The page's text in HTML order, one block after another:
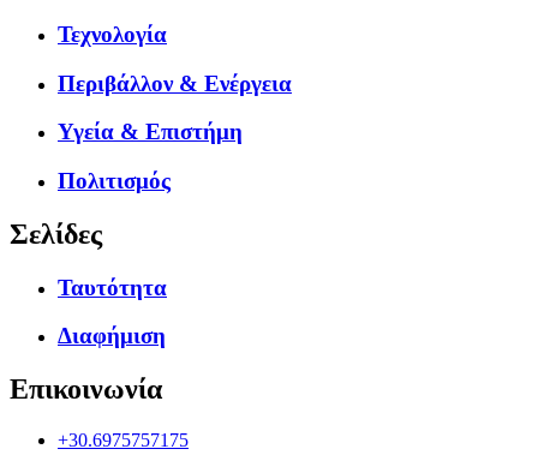
Τεχνολογία
Περιβάλλον & Ενέργεια
Υγεία & Επιστήμη
Πολιτισμός
Σελίδες
Ταυτότητα
Διαφήμιση
Επικοινωνία
+30.6975757175